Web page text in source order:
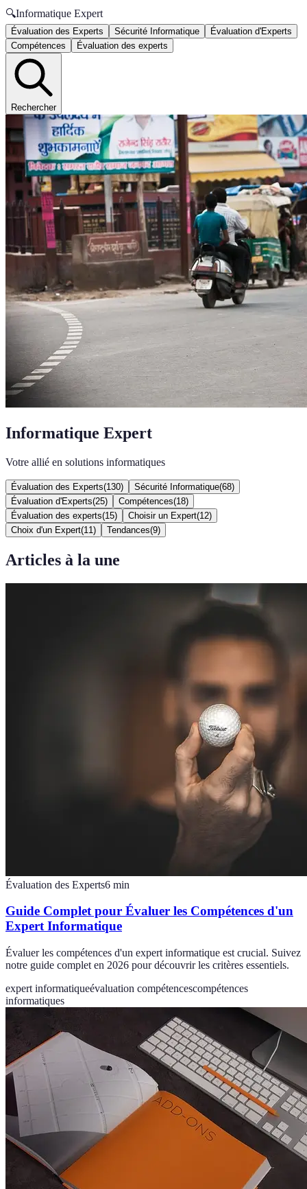
🔍Informatique Expert
Évaluation des Experts Sécurité Informatique
Évaluation d'Experts
Compétences
Évaluation des experts
Rechercher
Informatique Expert
Votre allié en solutions informatiques
Évaluation des Experts(130) Sécurité Informatique(68)
Évaluation d'Experts(25) Compétences(18)
Évaluation des experts(15) Choisir un Expert(12)
Choix d'un Expert(11 ) Tendances(9)
Articles à la une
Évaluation des Experts6 min
Guide Complet pour Évaluer les Compétences d'un
Expert Informatique
Évaluer les compétences d'un expert informatique est crucial. Suivez
notre guide complet en 2026 pour découvrir les critères essentiels.
expert informatiqueévaluation compétencescompétences
informatiques